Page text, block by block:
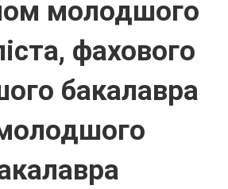
молодшого
фахового
бакалавра